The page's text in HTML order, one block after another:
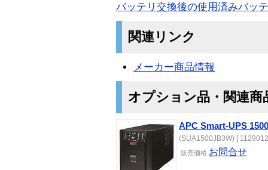
バッテリ交換後の使用済みバッ
関連リンク
メーカー商品情報
オプション品・関連商
APC Smart-UPS
(SUA1500JB3W) [
販売価格 お問合せ